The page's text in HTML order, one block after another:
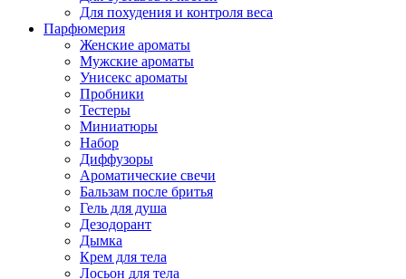
Для похудения и контроля веса
Парфюмерия
Женские ароматы
Мужские ароматы
Унисекс ароматы
Пробники
Тестеры
Миниатюры
Набор
Диффузоры
Ароматические свечи
Бальзам после бритья
Гель для душа
Дезодорант
Дымка
Крем для тела
Лосьон для тела